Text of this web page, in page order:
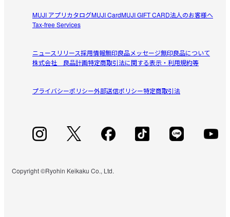
かなこ
荷物置きとして
幼児リュックにぴったりのサイズで買って良かったです。
参考になった（0人）
す。 参考になった（4人）
MUJI アプリカタログMUJI CardMUJI GIFT CARD法人のお客様へ
Tax-free Services
ニュースリリース採用情報無印良品メッセージ無印良品について
株式会社 良品計画特定商取引法に関する表示・利用規約等
プライバシーポリシー外部送信ポリシー特定商取引法
Copyright ©Ryohin Keikaku Co., Ltd.